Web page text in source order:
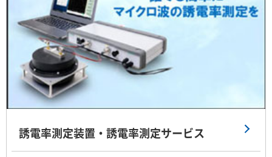
誘電率測定装置・誘電率測定サービス